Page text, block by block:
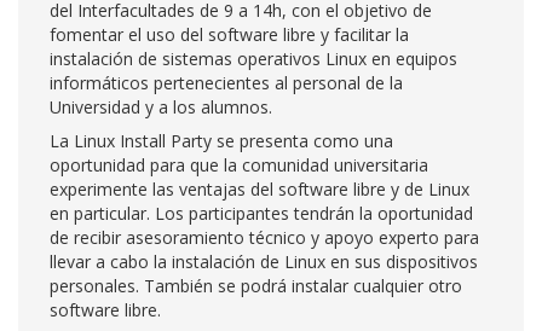
del Interfacultades de 9 a 14h, con el objetivo de
fomentar el uso del software libre y facilitar la
instalación de sistemas operativos Linux en equipos
informáticos pertenecientes al personal de la
Universidad y a los alumnos.
La Linux Install Party se presenta como una
oportunidad para que la comunidad universitaria
experimente las ventajas del software libre y de Linux
en particular. Los participantes tendrán la oportunidad
de recibir asesoramiento técnico y apoyo experto para
llevar a cabo la instalación de Linux en sus dispositivos
personales. También se podrá instalar cualquier otro
software libre.